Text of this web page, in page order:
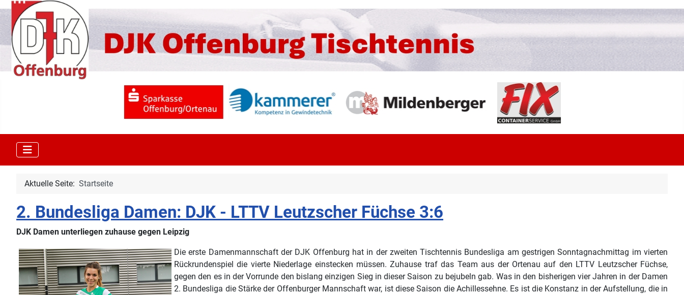
Aktuelle Seite: Startseite
2. Bundesliga Damen: DJK - LTTV Leutzscher Füchse 3:6
DJK Damen unterliegen zuhause gegen Leipzig
Die erste Damenmannschaft der DJK Offenburg hat in der zweiten Tischtennis Bundesliga am gestrigen Sonntagnachmittag im vierten
Rückrundenspiel die vierte Niederlage einstecken müssen. Zuhause traf das Team aus der Ortenau auf den LTTV Leutzscher Füchse,
gegen den es in der Vorrunde den bislang einzigen Sieg in dieser Saison zu bejubeln gab. Was in den bisherigen vier Jahren in der Damen
2. Bundesliga die Stärke der Offenburger Mannschaft war, ist diese Saison die Achillessehne. Es ist die Konstanz in der Aufstellung, die in